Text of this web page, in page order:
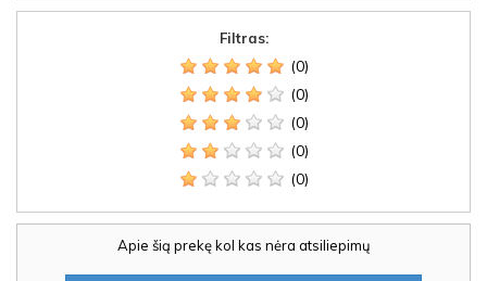
Filtras:
(0)
(0)
(0)
(0)
(0)
Apie šią prekę kol kas nėra atsiliepimų